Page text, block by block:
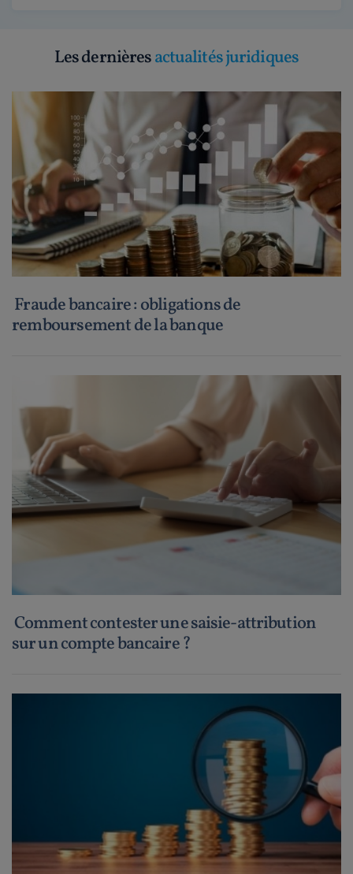
Les dernièresactualités juridiques
Fraude bancaire : obligations de
remboursement de la banque
Comment contester une saisie-attribution
sur un compte bancaire ?